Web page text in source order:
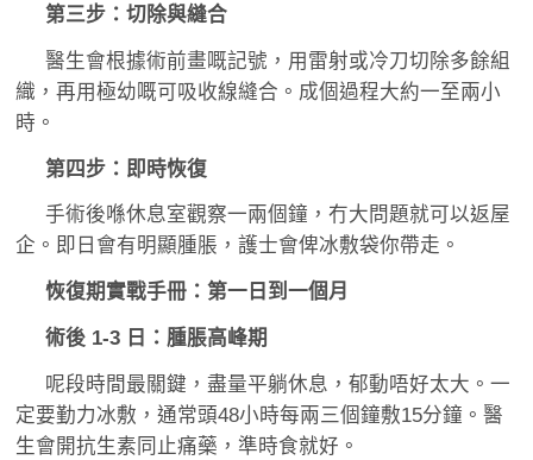
第三步：切除與縫合
醫生會根據術前畫嘅記號，用雷射或冷刀切除多餘組
織，再用極幼嘅可吸收線縫合。成個過程大約一至兩小
時。
第四步：即時恢復
手術後喺休息室觀察一兩個鐘，冇大問題就可以返屋
企。即日會有明顯腫脹，護士會俾冰敷袋你帶走。
恢復期實戰手冊：第一日到一個月
術後 1-3 日：腫脹高峰期
呢段時間最關鍵，盡量平躺休息，郁動唔好太大。一
定要勤力冰敷，通常頭48小時每兩三個鐘敷15分鐘。醫
生會開抗生素同止痛藥，準時食就好。